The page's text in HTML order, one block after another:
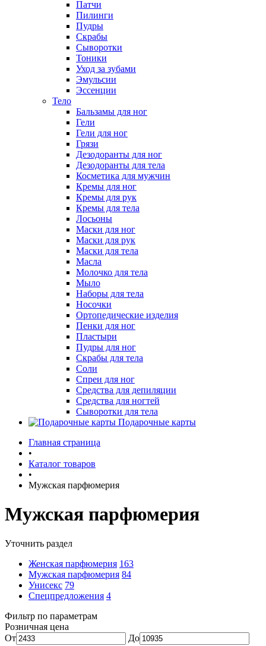
Патчи
Пилинги
Пудры
Скрабы
Сыворотки
Тоники
Уход за зубами
Эмульсии
Эссенции
Тело
Бальзамы для ног
Гели
Гели для ног
Грязи
Дезодоранты для ног
Дезодоранты для тела
Косметика для мужчин
Кремы для ног
Кремы для рук
Кремы для тела
Лосьоны
Маски для ног
Маски для рук
Маски для тела
Масла
Молочко для тела
Мыло
Наборы для тела
Носочки
Ортопедические изделия
Пенки для ног
Пластыри
Пудры для ног
Скрабы для тела
Соли
Спреи для ног
Средства для депиляции
Средства для ногтей
Сыворотки для тела
Подарочные карты
Главная страница
•
Каталог товаров
•
Мужская парфюмерия
Мужская парфюмерия
Уточнить раздел
Женская парфюмерия 163
Мужская парфюмерия 84
Унисекс 79
Спецпредложения 4
Фильтр по параметрам
Розничная цена
От
До